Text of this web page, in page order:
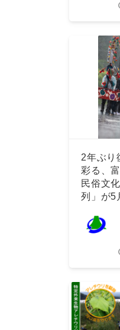
2年ぶり
彩る、
民俗文
列」が5